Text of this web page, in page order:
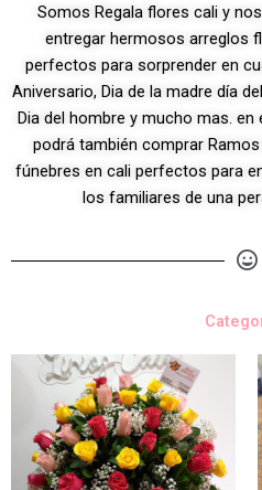
Somos Regala flores cali y
entregar hermosos arreglos
perfectos para sorprender en
Aniversario, Dia de la madre día
Dia del hombre y mucho mas.
podrá también comprar
fúnebres en cali perfectos para
los familiares de una